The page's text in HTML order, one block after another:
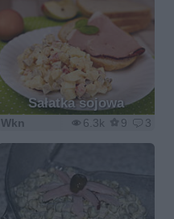
Sałatka sojowa
6.3k 9 3
Wkn